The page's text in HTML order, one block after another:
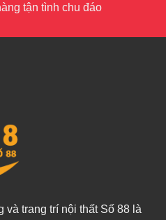
tận tình chu đáo
trang trí nội thất Số 88 là